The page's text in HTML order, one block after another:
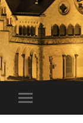
Mobile-
Menü